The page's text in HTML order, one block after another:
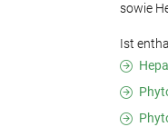
sowie
Ist